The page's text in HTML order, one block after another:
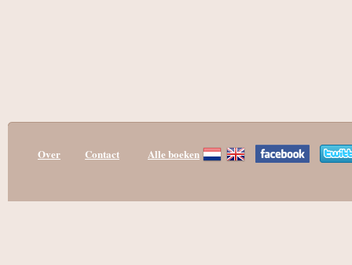
Over Contact Alle boeken